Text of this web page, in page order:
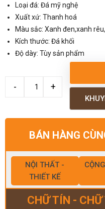
Loại đá: Đá mỹ nghệ
Xuất xứ: Thanh hoá
Màu sắc: Xanh đen,xanh
Kích thước: Đá khối
Độ dày: Tùy sản phẩm
BÁN HÀNG
NỘI THẤT -
THIẾT KẾ
CHỮ TÍN -